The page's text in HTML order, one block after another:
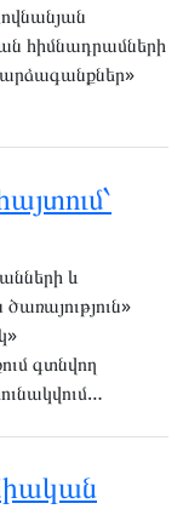
հիմնադրամների
արձագանքներ»
և
գտնվող